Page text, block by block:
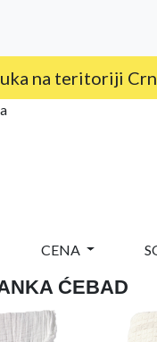
na teritoriji
CENA
ĆEBAD